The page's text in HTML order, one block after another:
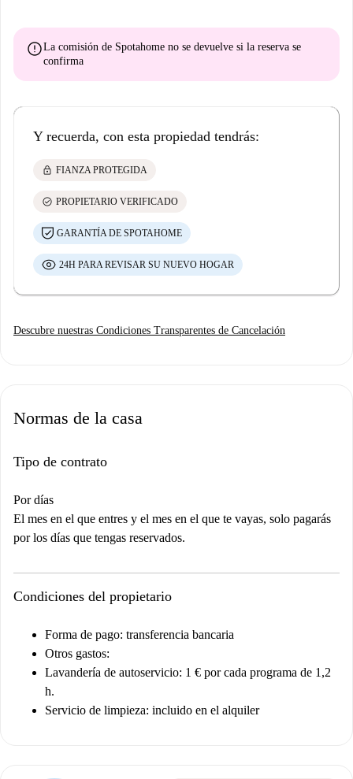
errorLa comisión de Spotahome no se devuelve si la reserva se
confirma
Y recuerda, con esta propiedad tendrás:
lock FIANZA PROTEGIDA
check_circle PROPIETARIO VERIFICADO
GARANTÍA DE SPOTAHOME
24H PARA REVISAR SU NUEVO HOGAR
Descubre nuestras Condiciones Transparentes de Cancelación
Normas de la casa
Tipo de contrato
Por días
El mes en el que entres y el mes en el que te vayas, solo pagarás
por los días que tengas reservados.
Condiciones del propietario
Forma de pago: transferencia bancaria
Otros gastos:
Lavandería de autoservicio: 1 € por cada programa de 1,2
h.
Servicio de limpieza: incluido en el alquiler